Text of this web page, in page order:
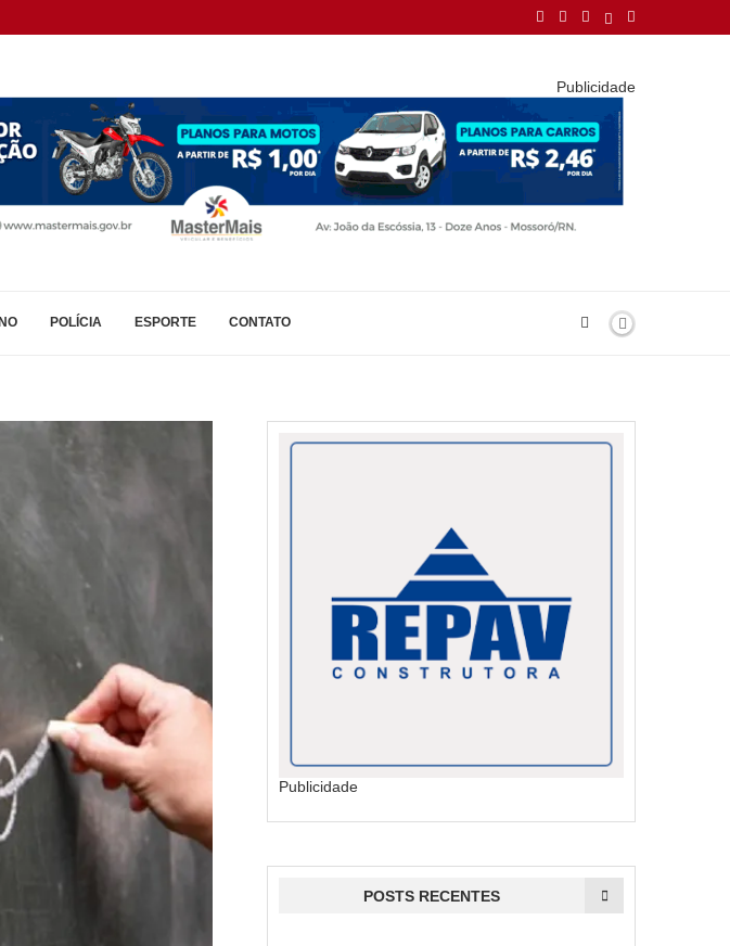
Publicidade
POLÍCIA ESPORTE CONTATO
Publicidade
POSTS RECENTES